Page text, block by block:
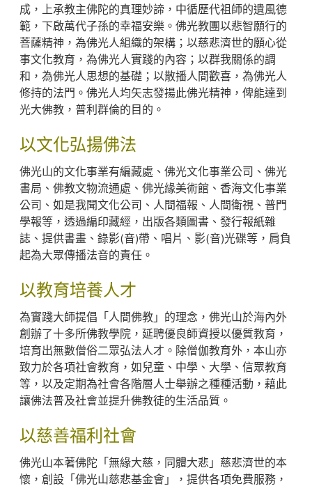
成，上承教主佛陀的真理妙諦，中循歷代祖師的遺風德
範，下啟萬代子孫的幸福安樂。佛光教團以悲智願行的
菩薩精神，為佛光人組織的架構；以慈悲濟世的願心從
事文化教育，為佛光人實踐的內容；以群我關係的調
和，為佛光人思想的基礎；以散播人間歡喜，為佛光人
修持的法門。佛光人均矢志發揚此佛光精神，俾能達到
光大佛教，普利群倫的目的。
以文化弘揚佛法
佛光山的文化事業有編藏處、佛光文化事業公司、佛光
書局、佛教文物流通處、佛光緣美術館、香海文化事業
公司、如是我聞文化公司、人間福報、人間衛視、普門
學報等，透過編印藏經，出版各類圖書、發行報紙雜
誌、提供書畫、錄影(音)帶、唱片、影(音)光碟等，肩負
起為大眾傳播法音的責任。
以教育培養人才
為實踐大師提倡「人間佛教」的理念，佛光山於海內外
創辦了十多所佛教學院，延聘優良師資授以優質教育，
培育出無數僧俗二眾弘法人才。除僧伽教育外，本山亦
致力於各項社會教育，如兒童、中學、大學、信眾教育
等，以及定期為社會各階層人士舉辦之種種活動，藉此
讓佛法普及社會並提升佛教徒的生活品質。
以慈善福利社會
佛光山本著佛陀「無緣大慈，同體大悲」慈悲濟世的本
懷，創設「佛光山慈悲基金會」，提供各項免費服務，